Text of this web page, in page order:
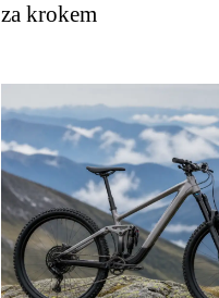
za krokem